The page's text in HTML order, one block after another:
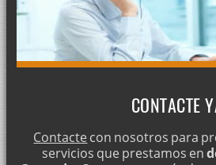
CONTACTE
Contacte con nosotros para
servicios que prestamos en